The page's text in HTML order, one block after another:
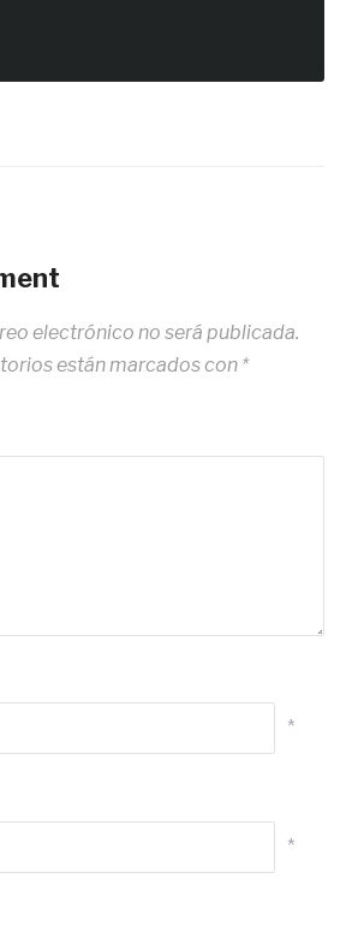
electrónico no será publicada.
están marcados con *
*
*